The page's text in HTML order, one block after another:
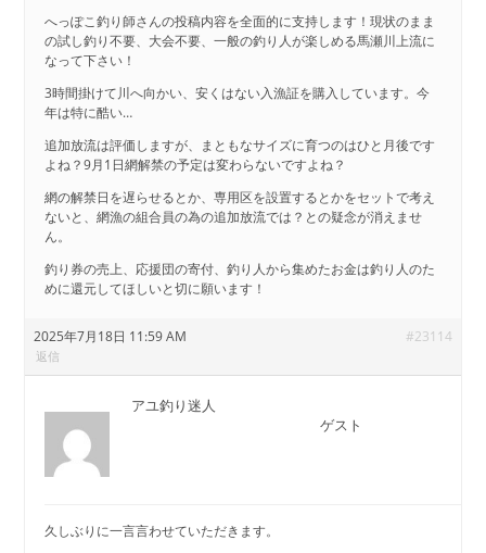
へっぽこ釣り師さんの投稿内容を全面的に支持します！現状のまま
の試し釣り不要、大会不要、一般の釣り人が楽しめる馬瀬川上流に
なって下さい！
3時間掛けて川へ向かい、安くはない入漁証を購入しています。今
年は特に酷い…
追加放流は評価しますが、まともなサイズに育つのはひと月後です
よね？9月1日網解禁の予定は変わらないですよね？
網の解禁日を遅らせるとか、専用区を設置するとかをセットで考え
ないと、網漁の組合員の為の追加放流では？との疑念が消えませ
ん。
釣り券の売上、応援団の寄付、釣り人から集めたお金は釣り人のた
めに還元してほしいと切に願います！
2025年7月18日 11:59 AM #23114
返信
アユ釣り迷人
ゲスト
久しぶりに一言言わせていただきます。